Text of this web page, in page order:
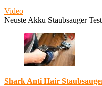
Video
Neuste Akku Staubsauger
Shark Anti Hair